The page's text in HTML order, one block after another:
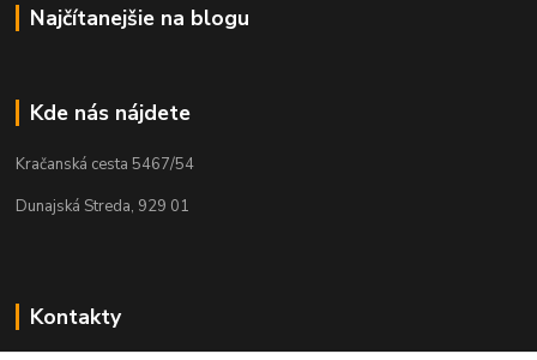
Najčítanejšie na blogu
Kde nás nájdete
Kračanská cesta 5467/54
Dunajská Streda, 929 01
Kontakty